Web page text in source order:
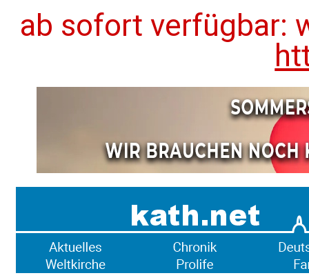
ab sofort verfügbar: